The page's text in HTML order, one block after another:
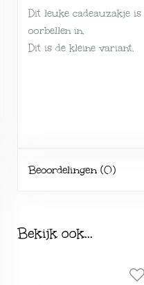
Dit leuke cadeauzakje
oorbellen in.
Dit is de kleine variant.
Beoordelingen (0)
Bekijk ook...